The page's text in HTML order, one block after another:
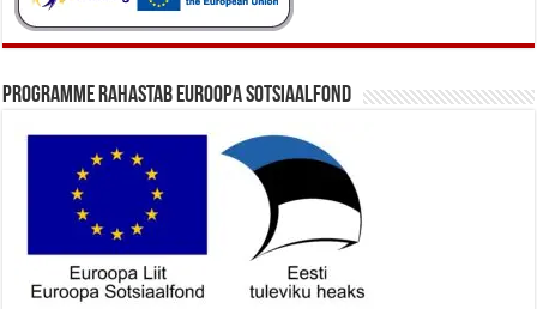
Programme rahastab Euroopa Sotsiaalfond